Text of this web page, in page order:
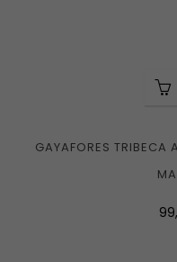
GAYAFORES TRIBECA